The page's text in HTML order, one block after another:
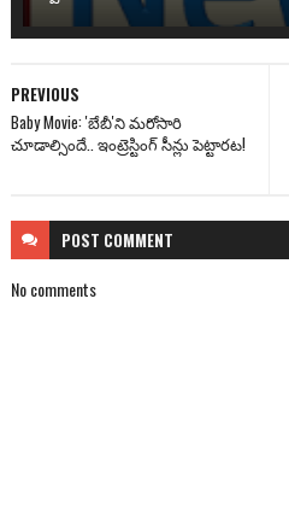
PREVIOUS
Baby Movie: 'బేబీ'ని మరోసారి
చూడాల్సిందే.. ఇంట్రెస్టింగ్ సీన్లు పెట్టారట!
POST COMMENT
No comments